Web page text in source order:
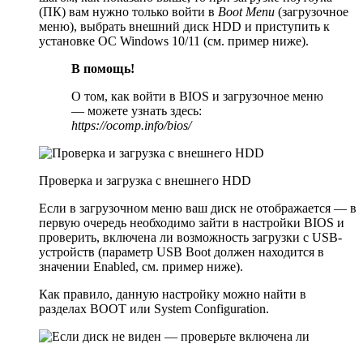
(ПК) вам нужно только войти в Boot Menu (загрузочное
меню), выбрать внешний диск HDD и приступить к
установке ОС Windows 10/11 (см. пример ниже).
В помощь!
О том, как войти в BIOS и загрузочное меню
— можете узнать здесь:
https://ocomp.info/bios/
Проверка и загрузка с внешнего HDD
Если в загрузочном меню ваш диск не отображается — в
первую очередь необходимо зайти в настройки BIOS и
проверить, включена ли возможность загрузки с USB-
устройств (параметр USB Boot должен находится в
значении Enabled, см. пример ниже).
Как правило, данную настройку можно найти в
разделах BOOT или System Configuration.